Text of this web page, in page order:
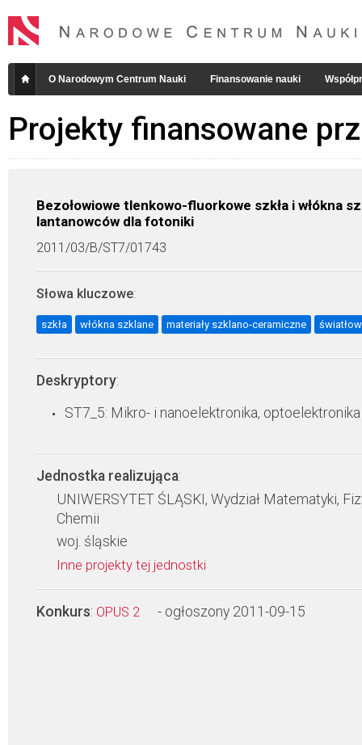
O Narodowym Centrum Nauki Finansowanie nauki
Projekty finansowane
Bezołowiowe tlenkowo-fluorkowe szkła i włókna
lantanowców dla fotoniki
2011/03/B/ST7/01743
Słowa kluczowe:
szkła włókna szklane materiały szklano-ceramiczne
Deskryptory:
ST7_5: Mikro- i nanoelektronika, optoelektronika
Jednostka realizująca:
UNIWERSYTET ŚLĄSKI, Wydział Matematyki,
Chemii
woj. śląskie
Inne projekty tej jednostki
Konkurs: OPUS 2 - ogłoszony 2011-09-15